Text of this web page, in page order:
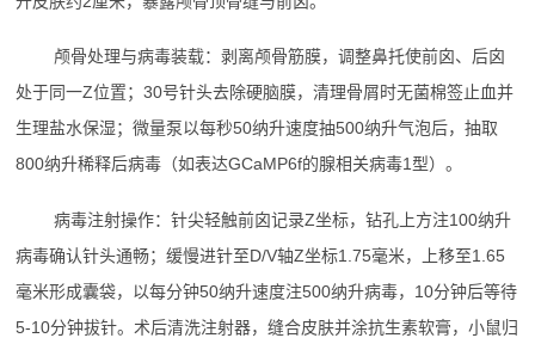
颅骨处理与病毒装载：剥离颅骨筋膜，调整鼻托使前囟、后囟
处于同一Z位置；30号针头去除硬脑膜，清理骨屑时无菌棉签止血并
生理盐水保湿；微量泵以每秒50纳升速度抽500纳升气泡后，抽取
800纳升稀释后病毒（如表达GCaMP6f的腺相关病毒1型）。
病毒注射操作：针尖轻触前囟记录Z坐标，钻孔上方注100纳升
病毒确认针头通畅；缓慢进针至D/V轴Z坐标1.75毫米，上移至1.65
毫米形成囊袋，以每分钟50纳升速度注500纳升病毒，10分钟后等待
5-10分钟拔针。术后清洗注射器，缝合皮肤并涂抗生素软膏，小鼠归